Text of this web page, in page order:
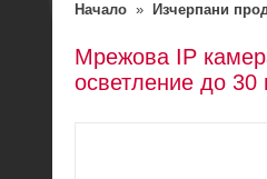
Начало » Изчерпани
Мрежова IP
осветление до 30